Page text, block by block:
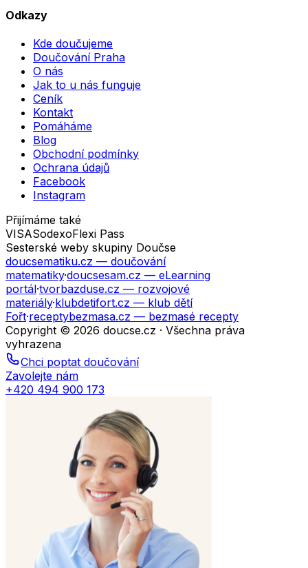
Odkazy
Kde doučujeme
Doučování Praha
O nás
Jak to u nás funguje
Ceník
Kontakt
Pomáháme
Blog
Obchodní podmínky
Ochrana údajů
Facebook
Instagram
Přijímáme také
VISASodexoFlexi Pass
Sesterské weby skupiny Doučse
doucsematiku.cz — doučování
matematiky·doucsesam.cz — eLearning
portál·tvorbazduse.cz — rozvojové
materiály·klubdetifort.cz — klub dětí
Fořt·receptybezmasa.cz — bezmasé recepty
Copyright © 2026 doucse.cz · Všechna práva
vyhrazena
Chci poptat doučování
Zavolejte nám
+420 494 900 173